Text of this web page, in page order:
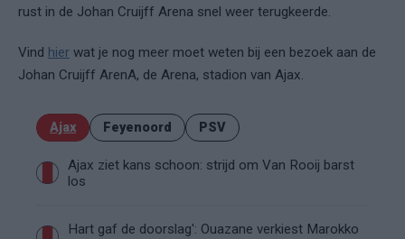
rust in de Johan Cruijff Arena snel weer terugkeerde.
Vind hier wat je nog meer moet weten bij een bezoek aan de
Johan Cruijff ArenA, de Arena, stadion van Ajax.
Ajax Feyenoord PSV
Ajax ziet kans schoon: strijd om Van Rooij barst
los
Hart gaf de doorslag': Ouazane verkiest Marokko